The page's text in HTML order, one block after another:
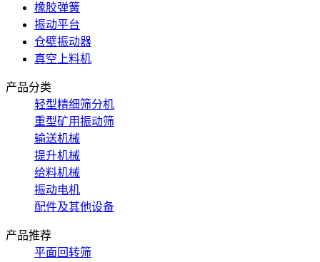
橡胶弹簧
振动平台
仓壁振动器
真空上料机
产品分类
轻型精细筛分机
重型矿用振动筛
输送机械
提升机械
给料机械
振动电机
配件及其他设备
产品推荐
平面回转筛